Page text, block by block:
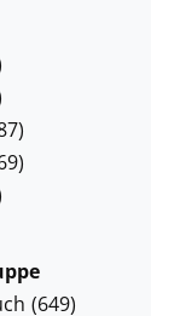
(649)